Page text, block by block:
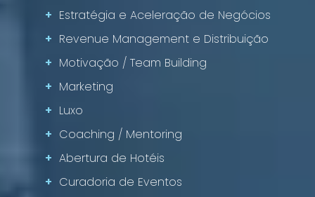
+ Estratégia e Aceleração de Negócios
+ Revenue Management e Distribuição
+ Motivação / Team Building
+ Marketing
+ Luxo
+ Coaching / Mentoring
+ Abertura de Hotéis
+ Curadoria de Eventos